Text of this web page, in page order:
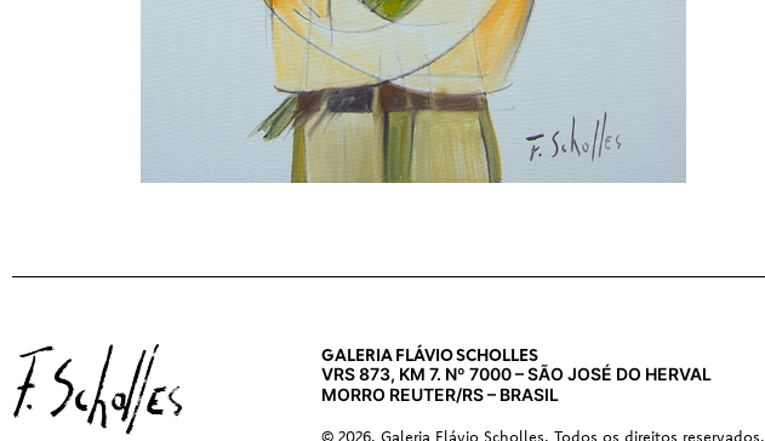
GALERIA FLÁVIO SCHOLLES
VRS 873, KM 7. Nº 7000 – SÃO JOSÉ DO HERVAL
MORRO REUTER/RS – BRASIL
© 2026. Galeria Flávio Scholles. Todos os direitos reservados.